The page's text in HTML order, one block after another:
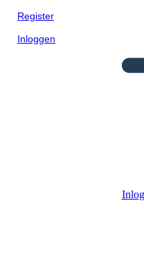
Register
Inloggen
MAAK